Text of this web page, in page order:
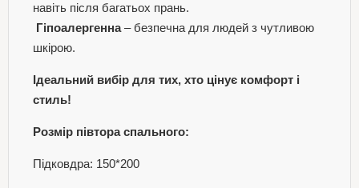
навіть після багатьох прань.
Гіпоалергенна– безпечна для людей з чутливою
шкірою.
Ідеальний вибір для тих, хто цінує комфорт і
стиль!
Розмір півтора спального:
Підковдра: 150*200